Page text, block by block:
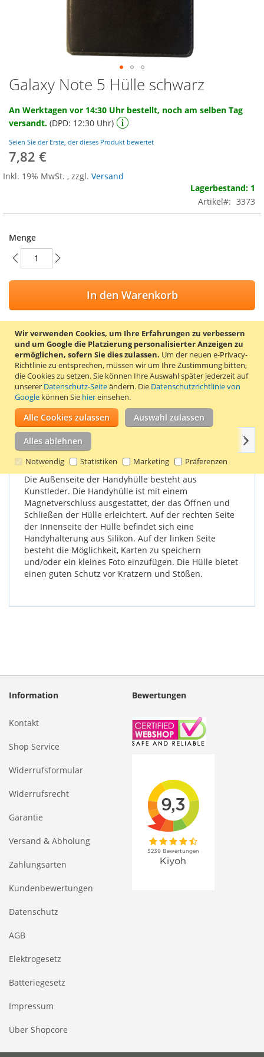
Wir verwenden Cookies, um Ihre Erfahrungen zu verbessern
und um Google die Platzierung personalisierter Anzeigen zu
ermöglichen, sofern Sie dies zulassen. Um der neuen e-Privacy-
Richtlinie zu entsprechen, müssen wir um Ihre Zustimmung bitten,
die Cookies zu setzen.Sie können Ihre Auswahl später jederzeit auf
unserer Datenschutz-Seiteändern. Die Datenschutzrichtlinie von
Google können Sie hiereinsehen.
Alle Cookies zulassen Auswahl zulassen
Alles ablehnen
Notwendig Statistiken Marketing Präferenzen
Zum
Anfang
der
Bildgalerie
springen
Galaxy Note 5 Hülle schwarz
An Werktagen vor 14:30 Uhr bestellt, noch am selben Tag
versandt. (DPD: 12:30 Uhr)
Seien Sie der Erste, der dieses Produkt bewertet
7,82 €
Inkl. 19% MwSt. , zzgl. Versand
Lagerbestand: 1
Artikel
3373
Menge
In den Warenkorb
ZUR WUNSCHLISTE HINZUFÜGEN
ZUR VERGLEICHSLISTE HINZUFÜGEN
Stylische Klapphülle für das Samsung Galaxy Note 5. Farbe:
schwarz.
Einzelheiten Bewertungen
Die Außenseite der Handyhülle besteht aus
Kunstleder. Die Handyhülle ist mit einem
Magnetverschluss ausgestattet, der das Öffnen und
Schließen der Hülle erleichtert. Auf der rechten Seite
der Innenseite der Hülle befindet sich eine
Handyhalterung aus Silikon. Auf der linken Seite
besteht die Möglichkeit, Karten zu speichern
und/oder ein kleines Foto einzufügen. Die Hülle bietet
einen guten Schutz vor Kratzern und Stößen.
Information
Kontakt
Shop Service
Widerrufsformular
Widerrufsrecht
Garantie
Versand & Abholung
Zahlungsarten
Kundenbewertungen
Datenschutz
AGB
Elektrogesetz
Batteriegesetz
Impressum
Über Shopcore
Bewertungen